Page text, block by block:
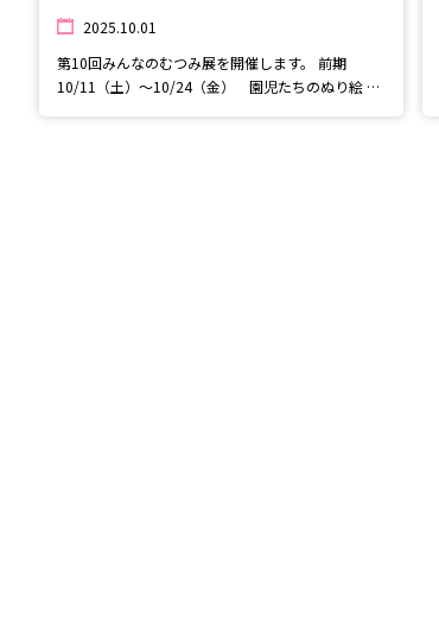
2025.10.01
第10回みんなのむつみ展を開催します。 前期
10/11（土）～10/24（金） 園児たちのぬり絵 後